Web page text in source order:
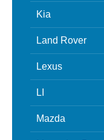
Kia
Land Rover
Lexus
LI
Mazda